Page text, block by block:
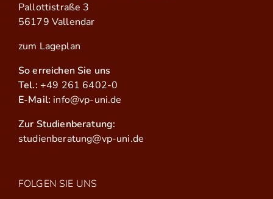
Pallottistraße 3
56179 Vallendar
zum Lageplan
So erreichen Sie uns
Tel.: +49 261 6402-0
E-Mail: info@vp-uni.de
Zur Studienberatung:
studienberatung@vp-uni.de
FOLGEN SIE UNS